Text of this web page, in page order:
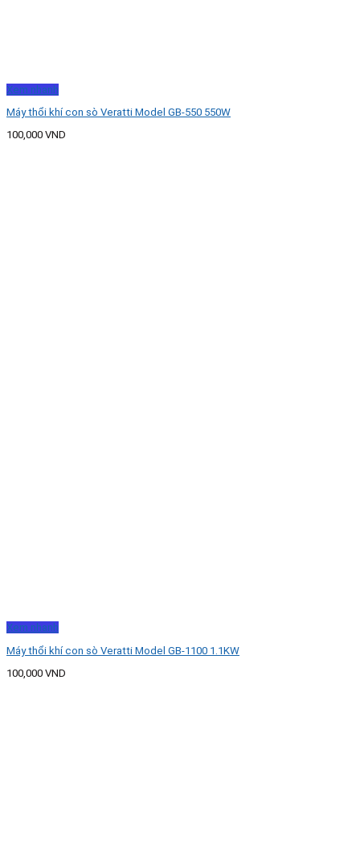
Xem nhanh
Máy thổi khí con sò Veratti Model GB-550 550W
100,000 VND
Xem nhanh
Máy thổi khí con sò Veratti Model GB-1100 1.1KW
100,000 VND